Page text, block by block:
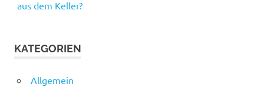
aus dem Keller?
KATEGORIEN
Allgemein